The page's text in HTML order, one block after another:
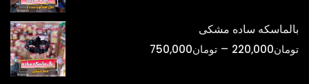
تومان420,000
بالماسکه ساده مشکی
تومان220,000
– تومان750,000